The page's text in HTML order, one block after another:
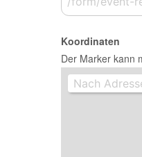
Koordinaten
Der Marker kann